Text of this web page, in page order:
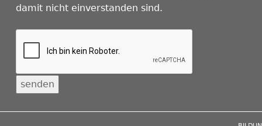
damit nicht einverstanden sind.